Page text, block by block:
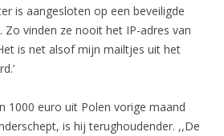
is aangesloten op een beveiligde
Zo vinden ze nooit het IP-adres van
is net alsof mijn mailtjes uit het
1000 euro uit Polen vorige maand
is hij terughoudender. ,,De